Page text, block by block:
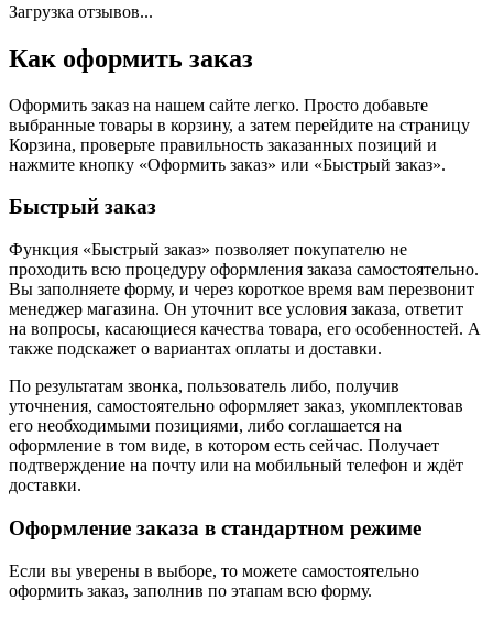
Загрузка отзывов...
Как оформить заказ
Оформить заказ на нашем сайте легко. Просто добавьте
выбранные товары в корзину, а затем перейдите на страницу
Корзина, проверьте правильность заказанных позиций и
нажмите кнопку «Оформить заказ» или «Быстрый заказ».
Быстрый заказ
Функция «Быстрый заказ» позволяет покупателю не
проходить всю процедуру оформления заказа самостоятельно.
Вы заполняете форму, и через короткое время вам перезвонит
менеджер магазина. Он уточнит все условия заказа, ответит
на вопросы, касающиеся качества товара, его особенностей. А
также подскажет о вариантах оплаты и доставки.
По результатам звонка, пользователь либо, получив
уточнения, самостоятельно оформляет заказ, укомплектовав
его необходимыми позициями, либо соглашается на
оформление в том виде, в котором есть сейчас. Получает
подтверждение на почту или на мобильный телефон и ждёт
доставки.
Оформление заказа в стандартном режиме
Если вы уверены в выборе, то можете самостоятельно
оформить заказ, заполнив по этапам всю форму.